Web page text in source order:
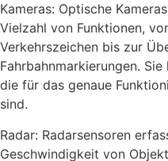
Kameras: Optische
Vielzahl von Funktionen,
Verkehrszeichen bis zur
Fahrbahnmarkierungen.
die für das genaue
sind.
Radar: Radarsensoren
Geschwindigkeit von